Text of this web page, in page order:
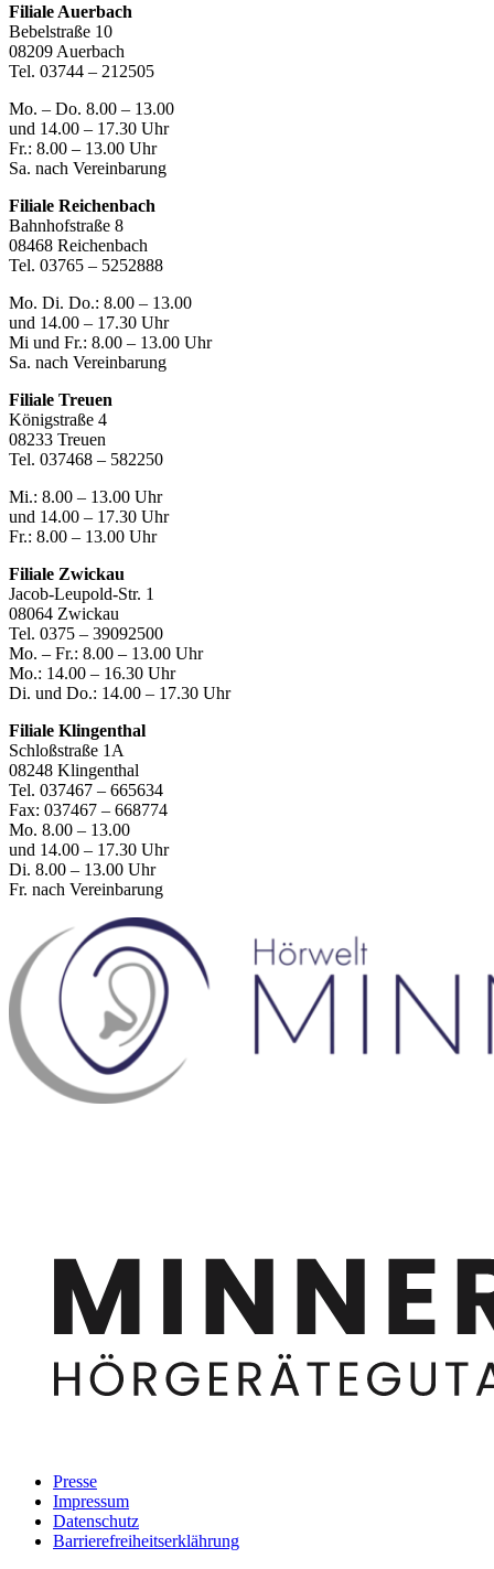
Filiale Auerbach
Bebelstraße 10
08209 Auerbach
Tel. 03744 – 212505
Mo. – Do. 8.00 – 13.00
und 14.00 – 17.30 Uhr
Fr.: 8.00 – 13.00 Uhr
Sa. nach Vereinbarung
Filiale Reichenbach
Bahnhofstraße 8
08468 Reichenbach
Tel. 03765 – 5252888
Mo. Di. Do.: 8.00 – 13.00
und 14.00 – 17.30 Uhr
Mi und Fr.: 8.00 – 13.00 Uhr
Sa. nach Vereinbarung
Filiale Treuen
Königstraße 4
08233 Treuen
Tel. 037468 – 582250
Mi.: 8.00 – 13.00 Uhr
und 14.00 – 17.30 Uhr
Fr.: 8.00 – 13.00 Uhr
Filiale Zwickau
Jacob-Leupold-Str. 1
08064 Zwickau
Tel. 0375 – 39092500
Mo. – Fr.: 8.00 – 13.00 Uhr
Mo.: 14.00 – 16.30 Uhr
Di. und Do.: 14.00 – 17.30 Uhr
Filiale Klingenthal
Schloßstraße 1A
08248 Klingenthal
Tel. 037467 – 665634
Fax: 037467 – 668774
Mo. 8.00 – 13.00
und 14.00 – 17.30 Uhr
Di. 8.00 – 13.00 Uhr
Fr. nach Vereinbarung
Presse
Impressum
Datenschutz
Barrierefreiheitserklährung